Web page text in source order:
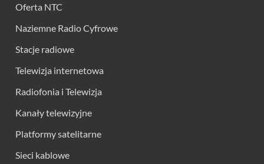
Oferta NTC
Naziemne Radio Cyfrowe
Stacje radiowe
Telewizja internetowa
Radiofonia i Telewizja
Kanały telewizyjne
Platformy satelitarne
Sieci kablowe